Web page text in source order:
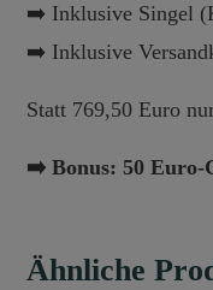
➡️ Inklusive Singel
➡️ Inklusive
Statt 769,50 Euro
➡️ Bonus: 50 Euro-
Ähnliche